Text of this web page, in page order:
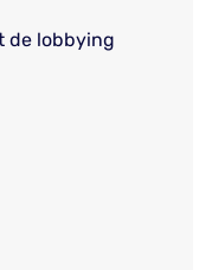
de lobbying